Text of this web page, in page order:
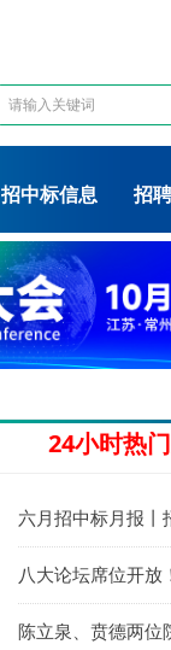
招中标信息 招聘
六月招中标月报丨
标34.60GWh、锂
1.019元/Wh；储
八大论坛席位开放
展大会(INES2026)
陈立泉、贲德两位
24小时热